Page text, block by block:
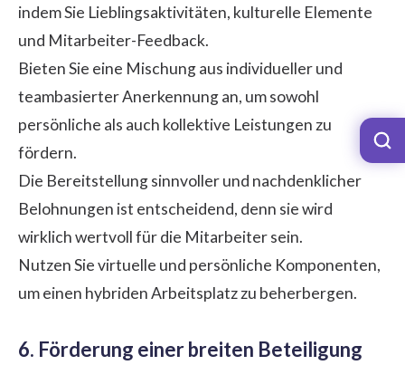
indem Sie Lieblingsaktivitäten, kulturelle Elemente
und Mitarbeiter-Feedback.
Bieten Sie eine Mischung aus individueller und
teambasierter Anerkennung an, um sowohl
persönliche als auch kollektive Leistungen zu
fördern.
Die Bereitstellung sinnvoller und nachdenklicher
Belohnungen ist entscheidend, denn sie wird
wirklich wertvoll für die Mitarbeiter sein.
Nutzen Sie virtuelle und persönliche Komponenten,
um einen hybriden Arbeitsplatz zu beherbergen.
6. Förderung einer breiten Beteiligung